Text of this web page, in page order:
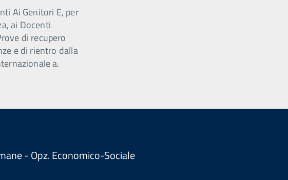
Ai Genitori E, per
ai Docenti
di recupero
e di rientro dalla
a.
- Opz. Economico-Sociale